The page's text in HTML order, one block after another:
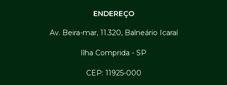
ENDEREÇO
Av. Beira-mar, 11.320, Balneário Icaraí
Ilha Comprida - SP
CEP: 11925-000